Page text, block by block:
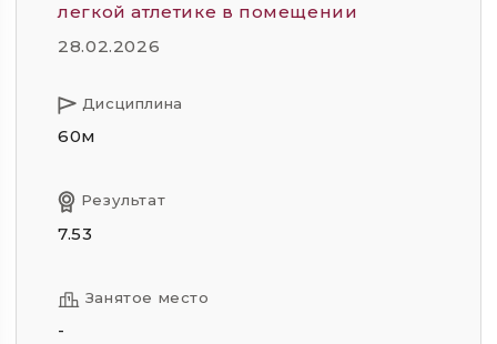
легкой атлетике в помещении
28.02.2026
Дисциплина
60м
Результат
7.53
Занятое место
-